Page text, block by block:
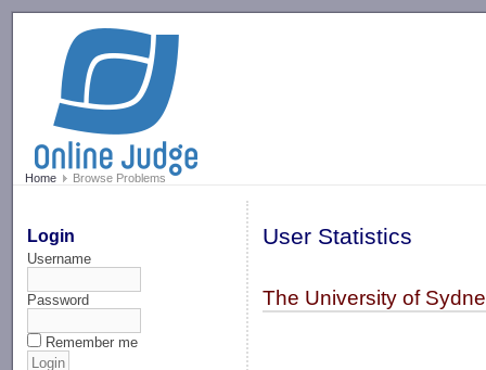
Home Browse Problems
Login
Username
Password
Remember me
User Statistics
The University of